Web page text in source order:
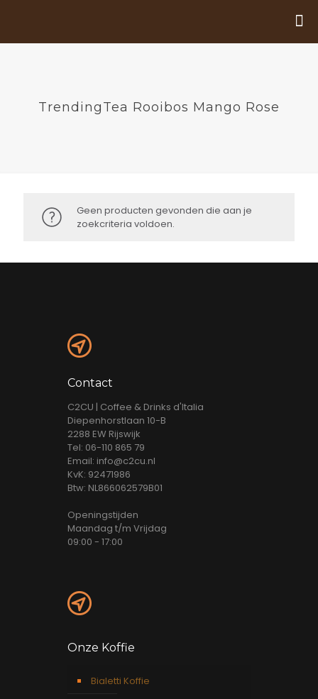
TrendingTea Rooibos Mango Rose
Geen producten gevonden die aan je
zoekcriteria voldoen.
Contact
C2CU | Coffee & Drinks d'Italia
Diepenhorstlaan 10-B
2288 EW Rijswijk
Tel: 06-110 865 79
Email: info@c2cu.nl
KvK: 92471986
Btw: NL866062579B01
Openingstijden
Maandag t/m Vrijdag
09:00 - 17:00
Onze Koffie
Bialetti Koffie